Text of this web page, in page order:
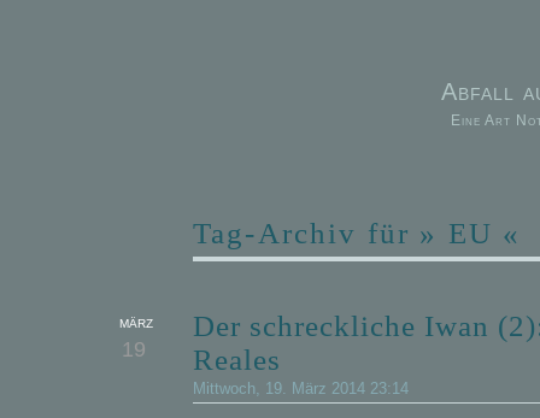
Abfall
Eine Art
Tag-Archiv für » EU «
MÄRZ
19
Der schreckliche Iwan
Reales
Mittwoch, 19. März 2014 23:14